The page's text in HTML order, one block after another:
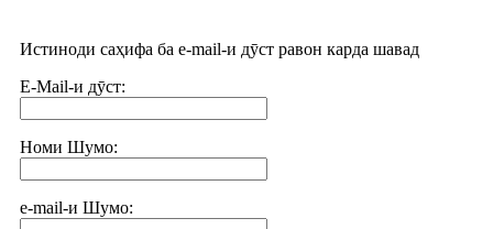
Истиноди саҳифа ба e-mail-и дӯст равон карда шавад
E-Mail-и дӯст:
Номи Шумо:
e-mail-и Шумо: